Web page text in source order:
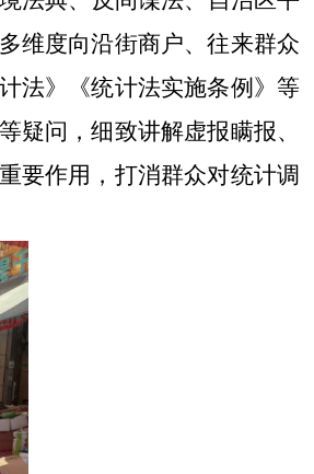
维度向沿街商户、往来群众
法》《统计法实施条例》等
疑问，细致讲解虚报瞒报、
要作用，打消群众对统计调